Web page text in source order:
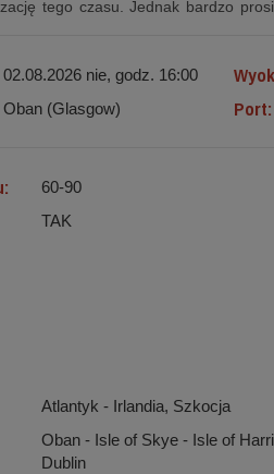
tego czasu. Jednak bardzo
02.08.2026 nie, godz. 16:00
Oban (Glasgow) Port:
60-90
TAK
Atlantyk ‐ Irlandia, Szkocja
Oban - Isle of Skye - Isle of
Dublin